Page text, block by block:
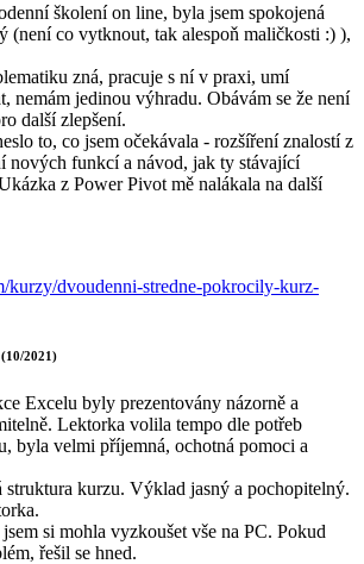
školení on line, byla jsem spokojená
(není co vytknout, tak alespoň maličkosti :) ),
zná, pracuje s ní v praxi, umí
nemám jedinou výhradu. Obávám se že není
další zlepšení.
to, co jsem očekávala - rozšíření znalostí z
nových funkcí a návod, jak ty stávající
z Power Pivot mě nalákala na další
kurzy/dvoudenni-stredne-pokrocily-kurz-
(10/2021)
Excelu byly prezentovány názorně a
Lektorka volila tempo dle potřeb
byla velmi příjemná, ochotná pomoci a
struktura kurzu. Výklad jasný a pochopitelný.
si mohla vyzkoušet vše na PC. Pokud
řešil se hned.